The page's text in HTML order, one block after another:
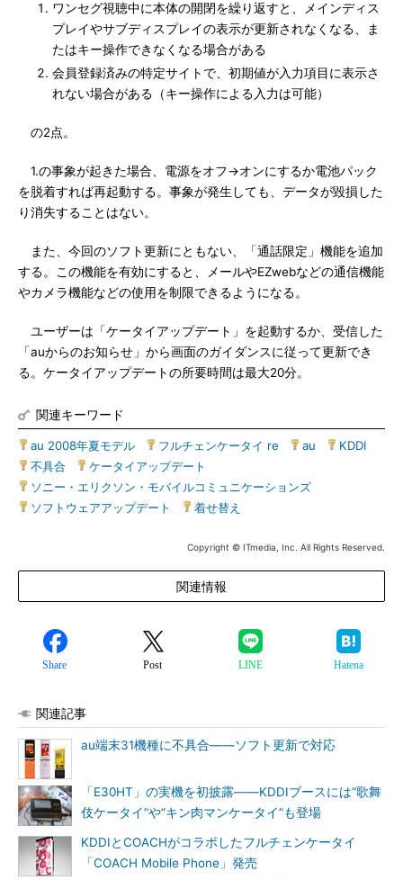
ワンセグ視聴中に本体の開閉を繰り返すと、メインディス
プレイやサブディスプレイの表示が更新されなくなる、ま
たはキー操作できなくなる場合がある
会員登録済みの特定サイトで、初期値が入力項目に表示さ
れない場合がある（キー操作による入力は可能）
の2点。
1.の事象が起きた場合、電源をオフ→オンにするか電池パック
を脱着すれば再起動する。事象が発生しても、データが毀損した
り消失することはない。
また、今回のソフト更新にともない、「通話限定」機能を追加
する。この機能を有効にすると、メールやEZwebなどの通信機能
やカメラ機能などの使用を制限できるようになる。
ユーザーは「ケータイアップデート」を起動するか、受信した
「auからのお知らせ」から画面のガイダンスに従って更新でき
る。ケータイアップデートの所要時間は最大20分。
関連キーワード
au 2008年夏モデル フルチェンケータイ re au KDDI
不具合
ケータイアップデート
ソニー・エリクソン・モバイルコミュニケーションズ
ソフトウェアアップデート
着せ替え
Copyright © ITmedia, Inc. All Rights Reserved.
関連情報
Share Post LINE Hatena
関連記事
au端末31機種に不具合――ソフト更新で対応
「E30HT」の実機を初披露――KDDIブースには“歌舞
伎ケータイ”や“キン肉マンケータイ”も登場
KDDIとCOACHがコラボしたフルチェンケータイ
「COACH Mobile Phone」発売